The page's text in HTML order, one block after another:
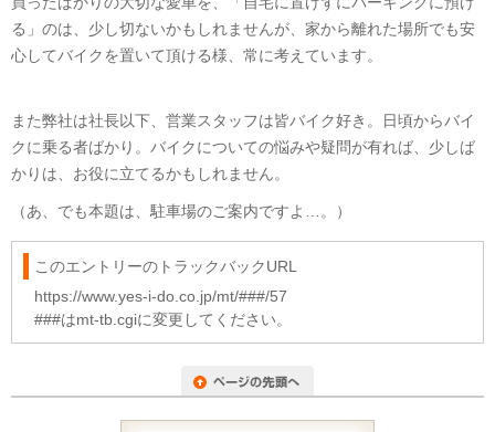
る」のは、少し切ないかもしれませんが、家から離れた場所でも安
心してバイクを置いて頂ける様、常に考えています。
また弊社は社長以下、営業スタッフは皆バイク好き。日頃からバイ
クに乗る者ばかり。バイクについての悩みや疑問が有れば、少しば
かりは、お役に立てるかもしれません。
（あ、でも本題は、駐車場のご案内ですよ…。）
このエントリーのトラックバックURL
https://www.yes-i-do.co.jp/mt/###/57
###はmt-tb.cgiに変更してください。